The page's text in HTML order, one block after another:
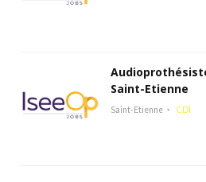
Saint-Etienne
Saint-Etienne CDI